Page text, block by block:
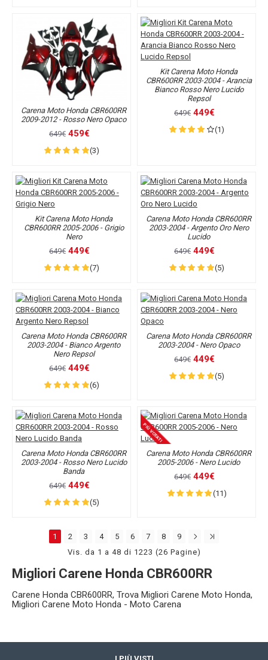
Carena Moto Honda CBR600RR
2009-2012 - Rosso Nero Opaco
649€ 459€
(3)
Kit Carena Moto Honda
CBR600RR 2003-2004 - Arancia
Bianco Rosso Nero Lucido
Repsol
649€ 449€
(1)
Kit Carena Moto Honda
CBR600RR 2005-2006 - Grigio
Nero
649€ 449€
(7)
Carena Moto Honda CBR600RR
2003-2004 - Argento Oro Nero
Lucido
649€ 449€
(5)
Carena Moto Honda CBR600RR
2003-2004 - Bianco Argento
Nero Repsol
649€ 449€
(6)
Carena Moto Honda CBR600RR
2003-2004 - Nero Opaco
649€ 449€
(5)
Carena Moto Honda CBR600RR
2003-2004 - Rosso Nero Lucido
Banda
649€ 449€
(5)
PIÙ VOTATI
Carena Moto Honda CBR600RR
2005-2006 - Nero Lucido
649€ 449€
(11)
1 2 3 4 5 6 7 8
9
Vis. da 1 a 48 di 1223 (26 Pagine)
Migliori Carene Honda CBR600RR
Carene Honda CBR600RR, Trova Migliori Carene Moto Honda,
Migliori Carene Moto Honda - Moto Carena